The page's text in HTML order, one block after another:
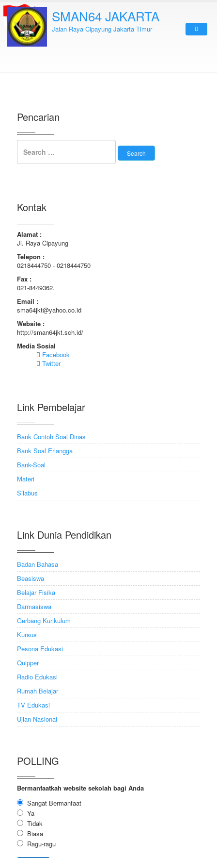
SMAN64 JAKARTA
Jalan Raya Cipayung Jakarta Timur
Pencarian
Kontak
Alamat :
Jl. Raya Cipayung
Telepon :
0218444750 - 0218444750
Fax :
021-8449362.
Email :
sma64jkt@yahoo.co.id
Website :
http://sman64jkt.sch.id/
Media Sosial
Facebook
Twitter
Link Pembelajar
Bank Contoh Soal Dinas
Bank Soal Erlangga
Bank-Soal
Materi
Silabus
Link Dunia Pendidikan
Badan Bahasa
Beasiswa
Belajar Fisika
Darmasiswa
Gerbang Kurikulum
Kursus
Pesona Edukasi
Quipper
Radio Edukasi
Rumah Belajar
TV Edukasi
Ujian Nasional
POLLING
Bermanfaatkah website sekolah bagi Anda
Sangat Bermanfaat
Ya
Tidak
Biasa
Ragu-ragu